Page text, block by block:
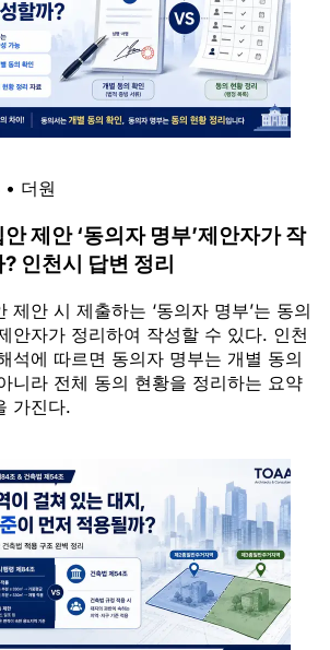
• 더원
제안 ‘동의자 명부’제안자가 작
인천시 답변 정리
제안 시 제출하는 ‘동의자 명부’는 동의
안자가 정리하여 작성할 수 있다. 인천
석에 따르면 동의자 명부는 개별 동의
니라 전체 동의 현황을 정리하는 요약
가진다.